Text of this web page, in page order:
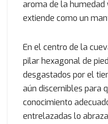
aroma de la humedad
extiende como un
En el centro de la
pilar hexagonal de
desgastados por el
aún discernibles para
conocimiento
entrelazadas lo